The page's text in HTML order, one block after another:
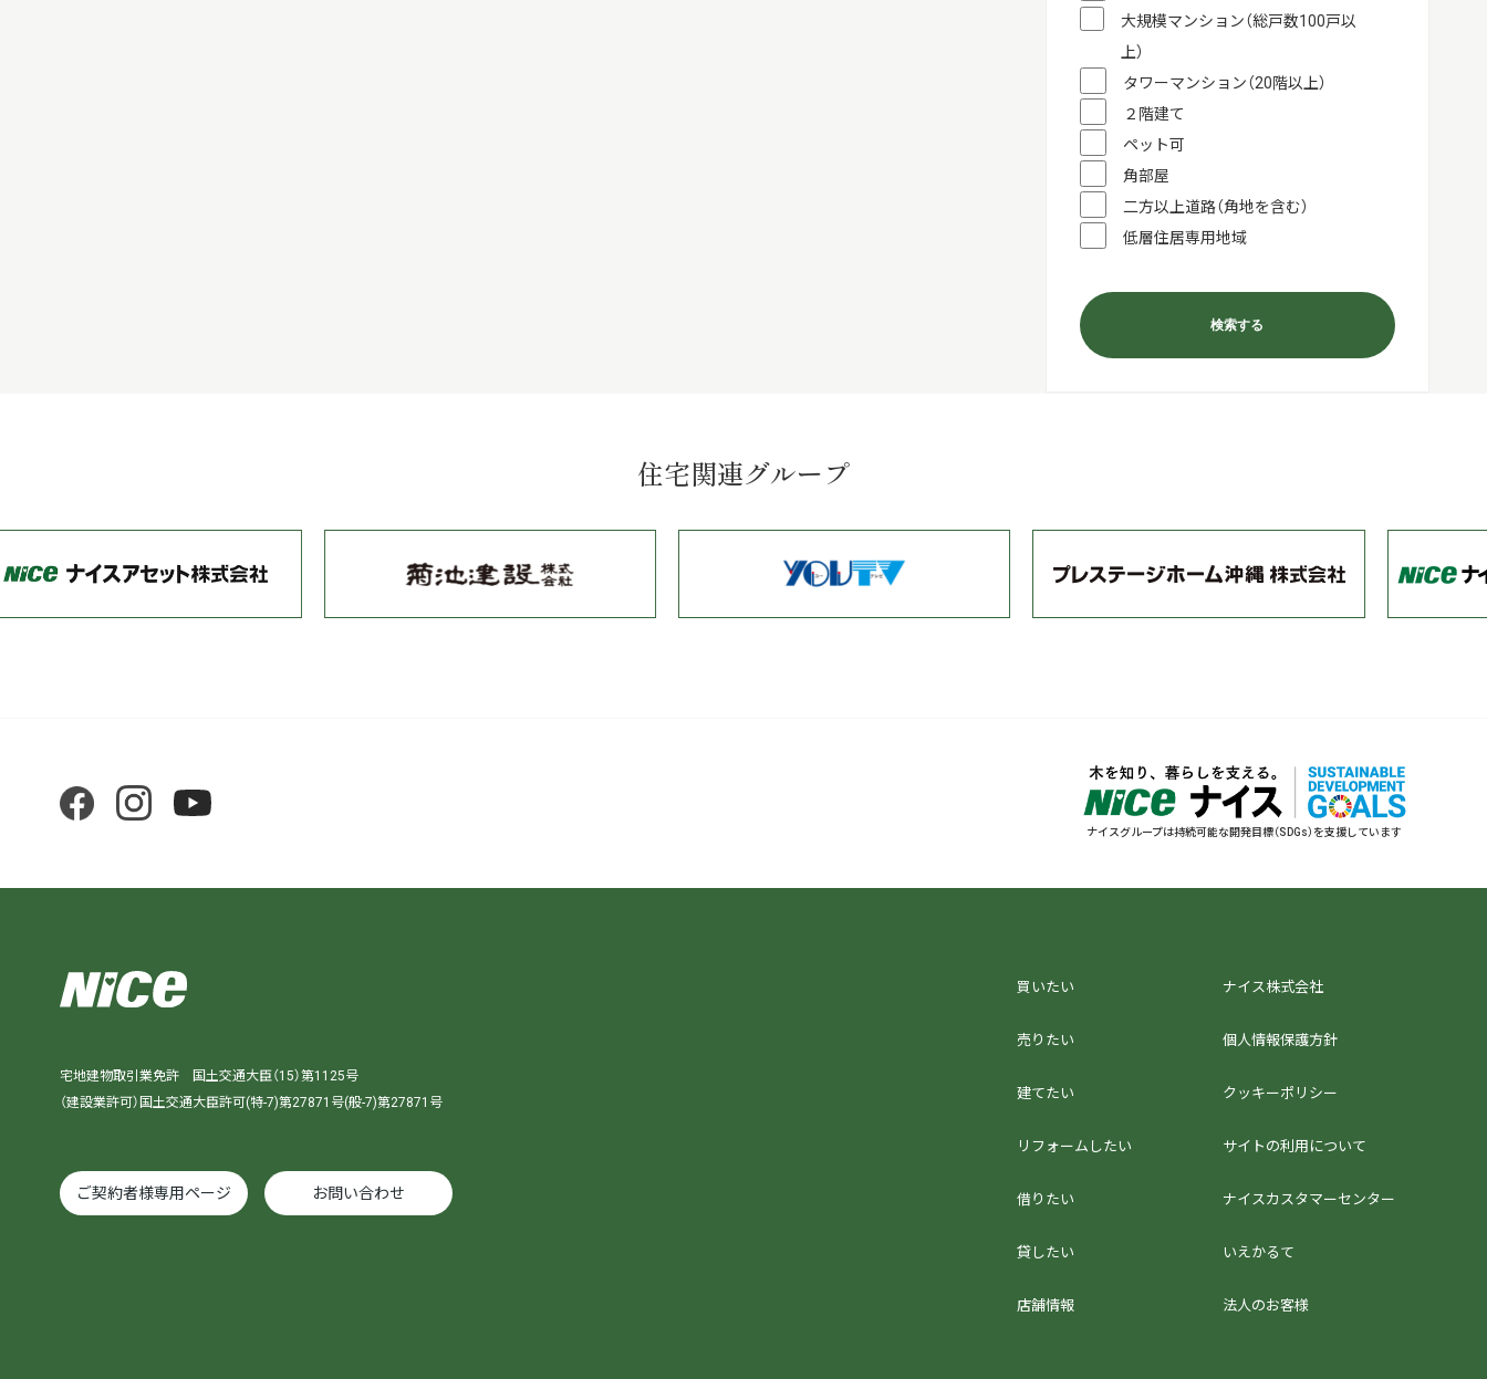
大規模マンション（総戸数100戸以
上）
タワーマンション（20階以上）
２階建て
ペット可
角部屋
二方以上道路（角地を含む）
低層住居専用地域
住宅関連グループ
ナイスグループは持続可能な開発目標（SDGs）を支援しています
宅地建物取引業免許 国土交通大臣（15）第1125号
（建設業許可）国土交通大臣許可(特-7)第27871号(般-7)第27871号
ご契約者様専用ページ お問い合わせ
買いたい
売りたい
建てたい
リフォームしたい
借りたい
貸したい
店舗情報
ナイス株式会社
個人情報保護方針
クッキーポリシー
サイトの利用について
ナイスカスタマーセンター
いえかるて
法人のお客様